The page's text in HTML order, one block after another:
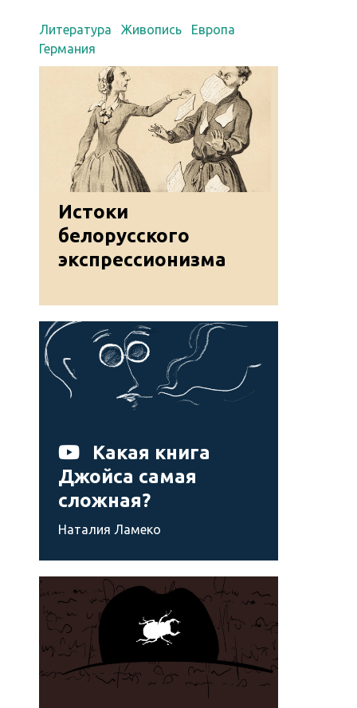
Литература Живопись
Европа
Германия
Истоки
белорусского
экспрессионизма
Какая книга
Джойса самая
сложная?
Наталия Ламеко